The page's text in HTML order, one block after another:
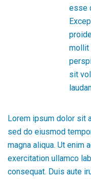
esse
mollit
sit
Lorem ipsum dolor sit
sed do eiusmod
magna aliqua. Ut enim
exercitation ullamco
consequat. Duis aute